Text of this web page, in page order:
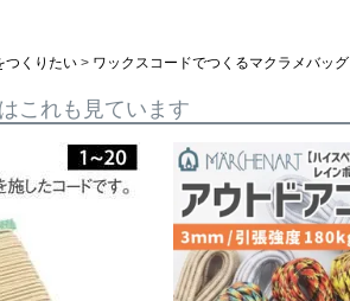
つくりたい ワックスコードでつくるマクラメバッグ
これも見ています